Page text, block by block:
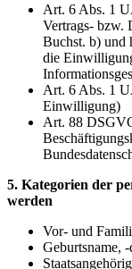
Art. 6 Abs. 1
Vertrags- bzw.
Buchst. b)
die
Art. 6 Abs. 1
Einwilligung)
Art. 88
5. Kategorien der
werden
Vor- und
Geburtsname,